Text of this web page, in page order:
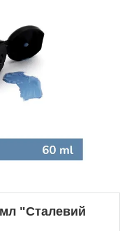
"Сталевий